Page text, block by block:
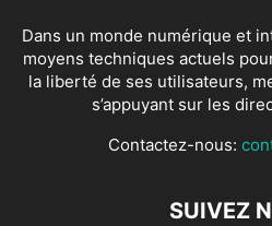
Dans un monde numérique et
moyens techniques actuels
la liberté de ses utilisateurs,
s’appuyant sur les
Contactez-nous:
SUIVEZ